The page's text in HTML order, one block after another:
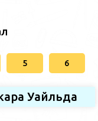
5 6
Уайльда